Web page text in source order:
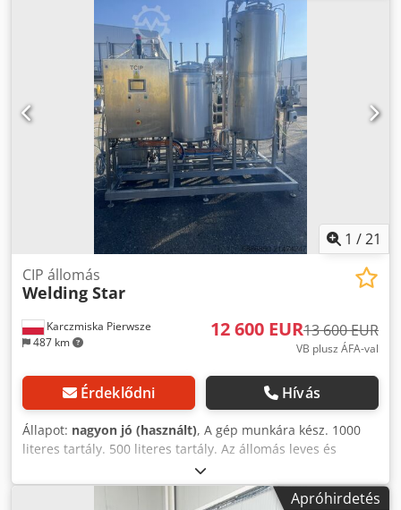
1 /21
Karczmiska Pierwsze
487 km
CIP állomás
Welding Star
12 600 EUR13 600 EUR
VB plusz ÁFA-val
Érdeklődni Hívás
Állapot: nagyon jó (használt), A gép munkára kész. 1000
literes tartály. 500 literes tartály. Az állomás leves és
majonéz gyártósor mosására szolgált. Nézze meg a többi
hirdetésemet is! Dcodpfeytm Tisx Ac Nsk
Apróhirdetés